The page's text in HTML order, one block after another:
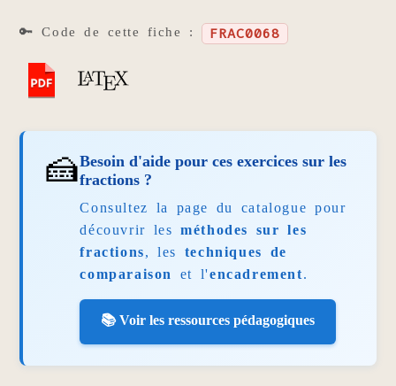
🔑 Code de cette fiche : FRAC0068
🍰Besoin d'aide pour ces exercices sur les
fractions ?
Consultez la page du catalogue pour
découvrir lesméthodes sur les
fractions, les techniques de
comparaison
et l'encadrement.
📚 Voir les ressources pédagogiques